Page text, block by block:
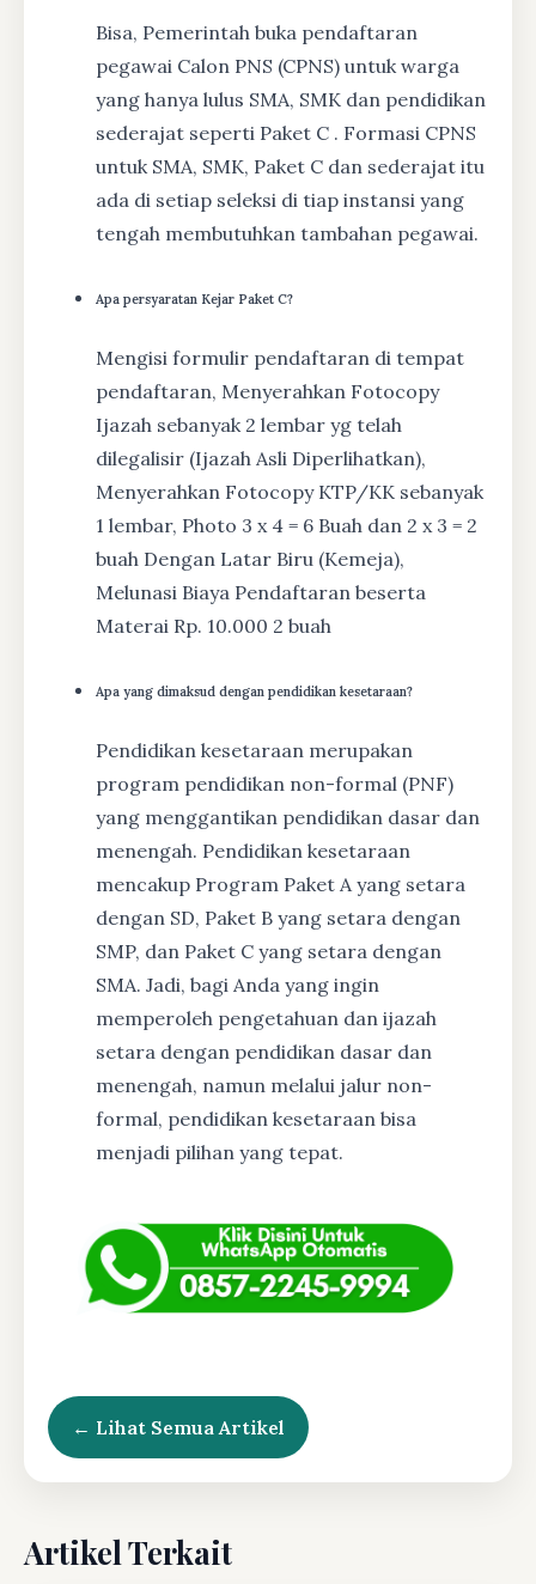
Bisa, Pemerintah buka pendaftaran
pegawai Calon PNS (CPNS) untuk warga
yang hanya lulus SMA, SMK dan pendidikan
sederajat seperti Paket C . Formasi CPNS
untuk SMA, SMK, Paket C dan sederajat itu
ada di setiap seleksi di tiap instansi yang
tengah membutuhkan tambahan pegawai.
Apa persyaratan Kejar Paket C?
Mengisi formulir pendaftaran di tempat
pendaftaran, Menyerahkan Fotocopy
Ijazah sebanyak 2 lembar yg telah
dilegalisir (Ijazah Asli Diperlihatkan),
Menyerahkan Fotocopy KTP/KK sebanyak
1 lembar, Photo 3 x 4 = 6 Buah dan 2 x 3 = 2
buah Dengan Latar Biru (Kemeja),
Melunasi Biaya Pendaftaran beserta
Materai Rp. 10.000 2 buah
Apa yang dimaksud dengan pendidikan kesetaraan?
Pendidikan kesetaraan merupakan
program pendidikan non-formal (PNF)
yang menggantikan pendidikan dasar dan
menengah. Pendidikan kesetaraan
mencakup Program Paket A yang setara
dengan SD, Paket B yang setara dengan
SMP, dan Paket C yang setara dengan
SMA. Jadi, bagi Anda yang ingin
memperoleh pengetahuan dan ijazah
setara dengan pendidikan dasar dan
menengah, namun melalui jalur non-
formal, pendidikan kesetaraan bisa
menjadi pilihan yang tepat.
← Lihat Semua Artikel
Artikel Terkait